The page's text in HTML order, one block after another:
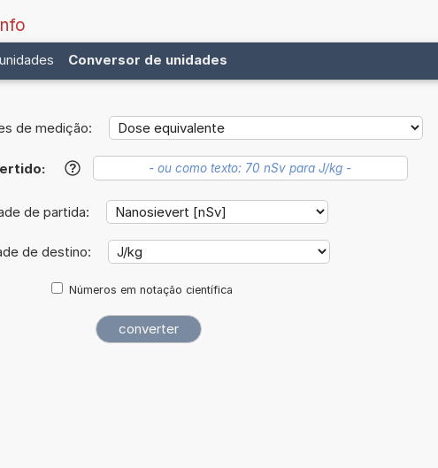
Conversor de unidades
de medição:
?
de partida:
de destino:
Números em notação científica